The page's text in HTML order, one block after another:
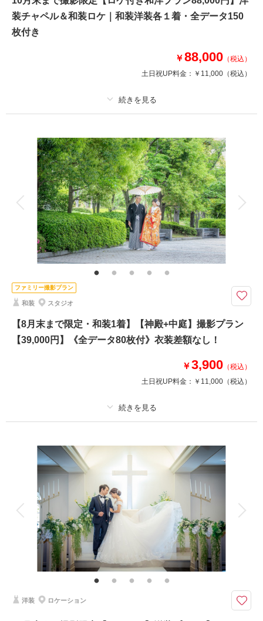
●撮影場所：ホテル館内（神殿・チャペル・中庭付）
●データ120カット
※メインはチャペル・神殿・館内撮影となります
装チャペル＆和装ロケ｜和装洋装各１着・全データ150
枚付き
￥88,000 （税込）
土日祝UP料金： ￥11,000 （税込）
撮影料 新婦衣装2着 新郎衣装2着
着付け ヘアメイク 小物一式
アルバム データ 150 カット 台紙付写真
衣装追加 会食 挙式
家族と撮影 家族用衣装レンタル ペットと撮影
その他含むもの
新婦ヘアメイク（ご新婦様の和装のヘアスタイルは洋髪orかつら綿帽子orか
つら角隠し）・髪飾り・お二人の和洋衣装（新婦衣裳は差額なしで選べま
す）・お二人の着付け・ホテル館内撮影使用料（神殿・チャペル・中庭）
和装ロケ＆洋装チャペルフォトが7月8月撮影限定で88,000円データ150カ
ット付！衣装差額もなく安心！
●新郎新婦和装洋装各１着
●ご新婦様の和装は白無垢・色打掛・黒引振袖より１点
●撮影場所：洋装ホテル館内（チャペル・中庭付）＆和装【古民家】or【目
来店・オンライン を確認する
ファミリー撮影プラン
和装 スタジオ
【8月末まで限定・和装1着】【神殿+中庭】撮影プラン
【39,000円】《全データ80枚付》衣装差額なし！
￥3,900 （税込）
土日祝UP料金： ￥11,000 （税込）
撮影料 新郎衣装1着
着付け 小物一式
アルバム データ 80 カット 台紙付写真
衣装追加 挙式
家族と撮影 家族用衣装レンタル ペットと撮影
ご新婦様ヘアスタイルは洋髪orかつら綿帽子orかつら角隠し（新婦衣裳は差
額なしで選べます ホテル館内撮影使用料（神殿使用料）含む
8月末までのお得なプラン！になります◎前撮りやフォトウェディングに！
ホテル内での神殿＆緑あふれる中庭での撮影が39,000円！
●新郎新婦和装各１着
洋装 ロケーション